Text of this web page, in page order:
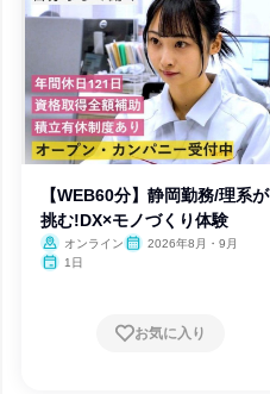
【WEB60分】静岡勤務/理系が
挑む!DX×モノづくり体験
オンライン
2026年8月・9月
1日
お気に入り